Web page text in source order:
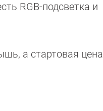
RGB-подсветка и
а стартовая цена